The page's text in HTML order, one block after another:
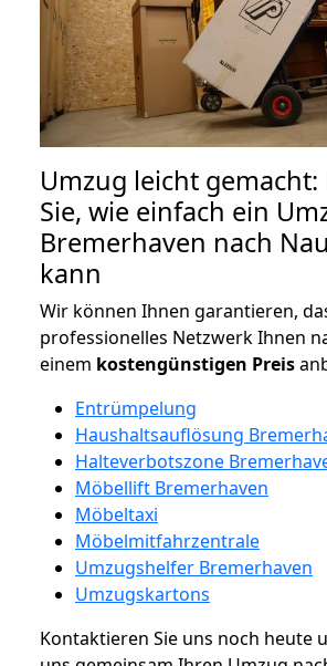
Umzug leicht gemacht:
Sie, wie einfach ein
Bremerhaven nach
kann
Wir können Ihnen garantieren,
professionelles Netzwerk Ihnen
einem kostengünstigen Preis
Entrümpelung
Haushaltsauflösung
Halteverbotszone
Möbellift Bremerhaven
Möbeltaxi
Möbelmitfahrzentrale
Umzugshelfer Bremerhaven
Umzugskartons
Kontaktieren Sie uns noch heute